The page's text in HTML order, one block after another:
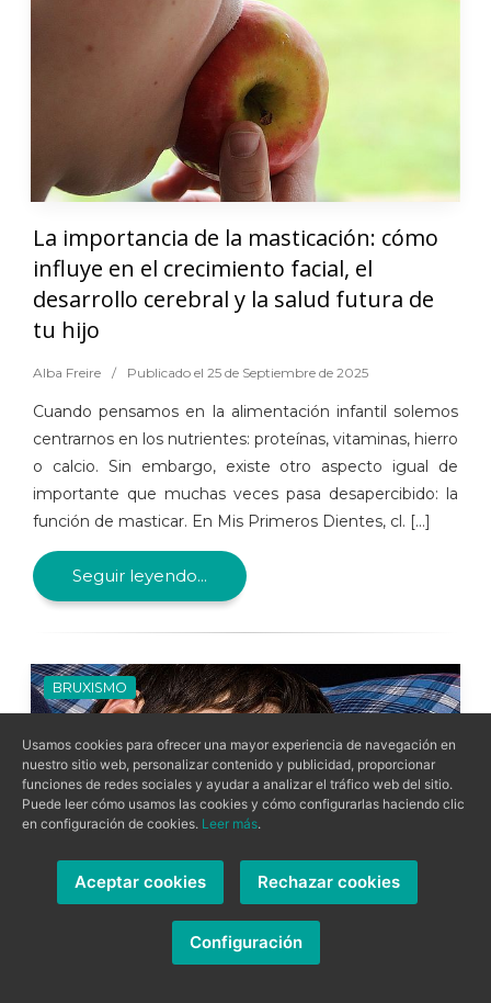
La importancia de la masticación: cómo
influye en el crecimiento facial, el
desarrollo cerebral y la salud futura de
tu hijo
Alba Freire / Publicado el 25 de Septiembre de 2025
Cuando pensamos en la alimentación infantil solemos
centrarnos en los nutrientes: proteínas, vitaminas, hierro
o calcio. Sin embargo, existe otro aspecto igual de
importante que muchas veces pasa desapercibido: la
función de masticar. En Mis Primeros Dientes, cl. [...]
Seguir leyendo...
BRUXISMO
Usamos cookies para ofrecer una mayor experiencia de navegación en
nuestro sitio web, personalizar contenido y publicidad, proporcionar
funciones de redes sociales y ayudar a analizar el tráfico web del sitio.
Puede leer cómo usamos las cookies y cómo configurarlas haciendo clic
en configuración de cookies. Leer más.
Aceptar cookies Rechazar cookies
Configuración